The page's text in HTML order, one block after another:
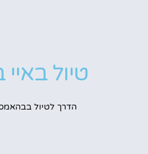
טיול
הדרך לטיול